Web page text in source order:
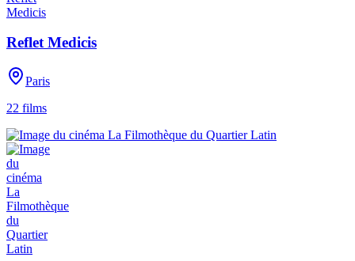
Reflet Medicis
Paris
22 films